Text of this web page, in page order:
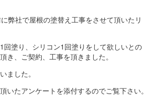
弊社で屋根の塗替え工事をさせて頂いたリ
回塗り、シリコン1回塗りをして欲しいとの
き、ご契約、工事を頂きました。
ました。
いたアンケートを添付するのでご覧下さい。